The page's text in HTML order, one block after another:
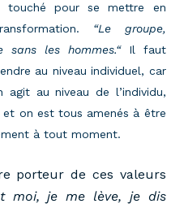
touché pour se mettre en
“Le groupe,
sans les hommes.“Il faut
au niveau individuel, car
au niveau de l’individu,
et on est tous amenés à être
à tout moment.
porteur de ces valeurs
moi, je me lève, je dis